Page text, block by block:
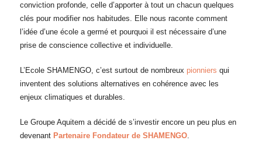
conviction profonde, celle d’apporter à tout un chacun quelques
clés pour modifier nos habitudes. Elle nous raconte comment
l’idée d’une école a germé et pourquoi il est nécessaire d’une
prise de conscience collective et individuelle.
L’Ecole SHAMENGO, c’est surtout de nombreux pionniers qui
inventent des solutions alternatives en cohérence avec les
enjeux climatiques et durables.
Le Groupe Aquitem a décidé de s’investir encore un peu plus en
devenant Partenaire Fondateur de SHAMENGO.